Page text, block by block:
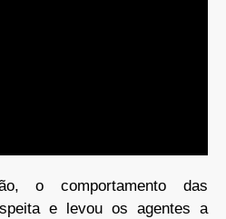
o comportamento das
e levou os agentes a